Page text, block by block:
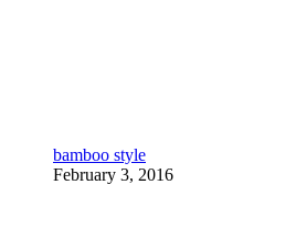
bamboo style
February 3, 2016